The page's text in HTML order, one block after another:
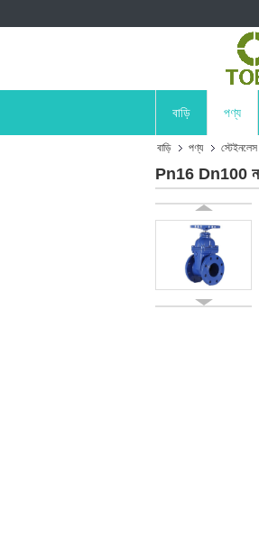
বাড়ি পণ্য
বাড়ি পণ্য
Pn16 Dn100 নন